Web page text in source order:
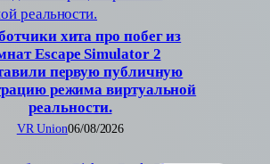
хита про побег из
Escape Simulator 2
первую публичную
режима виртуальной
реальности.
VR Union06/08/2026